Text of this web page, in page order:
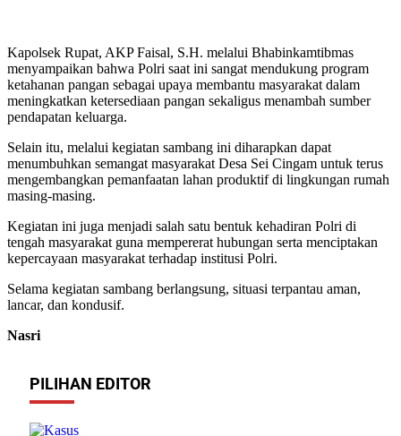
Kapolsek Rupat, AKP Faisal, S.H. melalui Bhabinkamtibmas
menyampaikan bahwa Polri saat ini sangat mendukung program
ketahanan pangan sebagai upaya membantu masyarakat dalam
meningkatkan ketersediaan pangan sekaligus menambah sumber
pendapatan keluarga.
Selain itu, melalui kegiatan sambang ini diharapkan dapat
menumbuhkan semangat masyarakat Desa Sei Cingam untuk terus
mengembangkan pemanfaatan lahan produktif di lingkungan rumah
masing-masing.
Kegiatan ini juga menjadi salah satu bentuk kehadiran Polri di
tengah masyarakat guna mempererat hubungan serta menciptakan
kepercayaan masyarakat terhadap institusi Polri.
Selama kegiatan sambang berlangsung, situasi terpantau aman,
lancar, dan kondusif.
Nasri
PILIHAN EDITOR